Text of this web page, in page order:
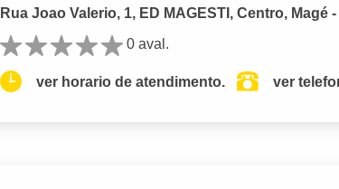
Rua Joao Valerio, 1, ED MAGESTI, Centro, Magé -
0 aval.
ver horario de atendimento. ver